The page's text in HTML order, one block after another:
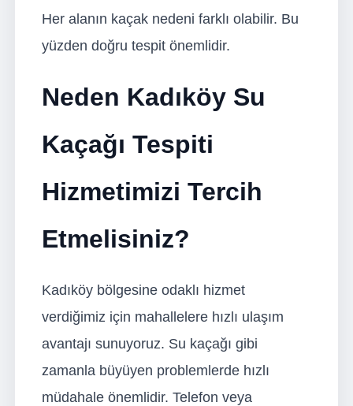
Her alanın kaçak nedeni farklı olabilir. Bu
yüzden doğru tespit önemlidir.
Neden Kadıköy Su
Kaçağı Tespiti
Hizmetimizi Tercih
Etmelisiniz?
Kadıköy bölgesine odaklı hizmet
verdiğimiz için mahallelere hızlı ulaşım
avantajı sunuyoruz. Su kaçağı gibi
zamanla büyüyen problemlerde hızlı
müdahale önemlidir. Telefon veya